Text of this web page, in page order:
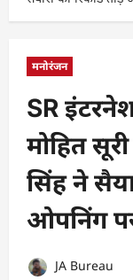
मनोरंजन
SR
मोहित सूरी
सिंह ने
ओपनिंग
JA Bureau